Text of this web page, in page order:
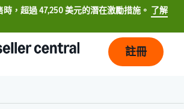
，超過 47,250 美元的潛在激勵措施。 了解
註冊